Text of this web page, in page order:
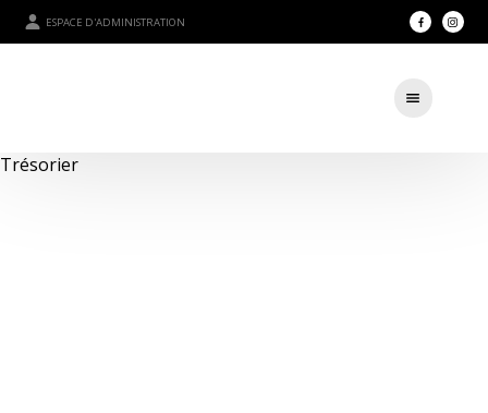
ESPACE D'ADMINISTRATION
Trésorier